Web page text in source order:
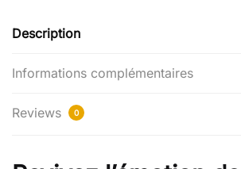
Description
Informations complémentaires
Reviews 0